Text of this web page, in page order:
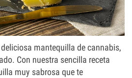
mantequilla de cannabis,
Con nuestra sencilla receta
muy sabrosa que te